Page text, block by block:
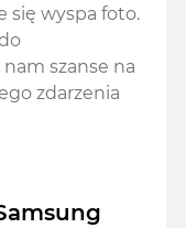
się wyspa foto.
szanse na
zdarzenia